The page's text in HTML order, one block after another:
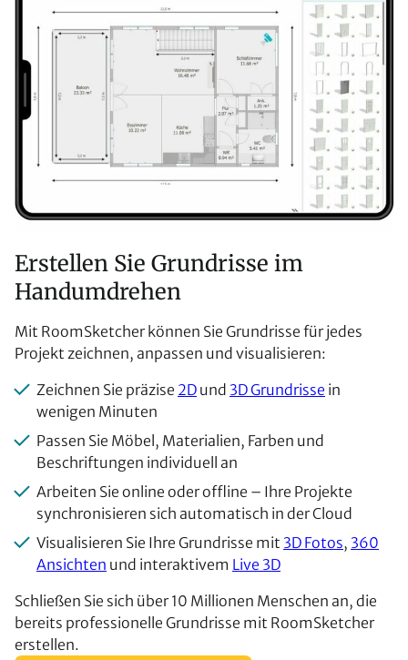
Erstellen Sie Grundrisse im
Handumdrehen
Mit RoomSketcher können Sie Grundrisse für jedes
Projekt zeichnen, anpassen und visualisieren:
Zeichnen Sie präzise 2D und 3D Grundrisse in
wenigen Minuten
Passen Sie Möbel, Materialien, Farben und
Beschriftungen individuell an
Arbeiten Sie online oder offline – Ihre Projekte
synchronisieren sich automatisch in der Cloud
Visualisieren Sie Ihre Grundrisse mit 3D Fotos, 360
Ansichten und interaktivem Live 3D
Schließen Sie sich über 10 Millionen Menschen an, die
bereits professionelle Grundrisse mit RoomSketcher
erstellen.